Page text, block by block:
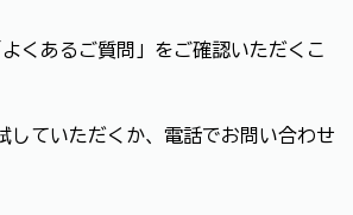
くあるご質問」をご確認いただくこ
ていただくか、電話でお問い合わせ